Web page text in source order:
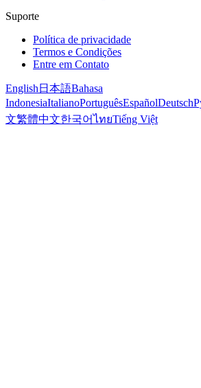
Suporte
Política de privacidade
Termos e Condições
Entre em Contato
English 日本語Bahasa
IndonesiaItalianoPortuguêsEspañolDeutsch
文繁體中文한국어ไทยTiếng Việt